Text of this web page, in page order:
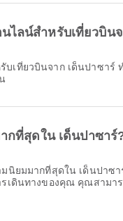
ลน์สำหรับเที่ยวบิน
กที่สุดใน เด็นปาซาร์
นิยมมากที่สุดใน เด็นปาซ
ดินทางของคุณ คุณสามา